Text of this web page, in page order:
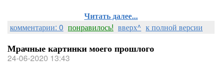
Читать далее...
комментарии: 0 понравилось! вверх^ к полной версии
Мрачные картинки моего прошлого
24-06-2020 13:43